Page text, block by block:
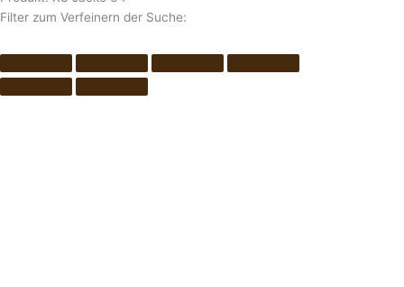
Filter zum Verfeinern der Suche: